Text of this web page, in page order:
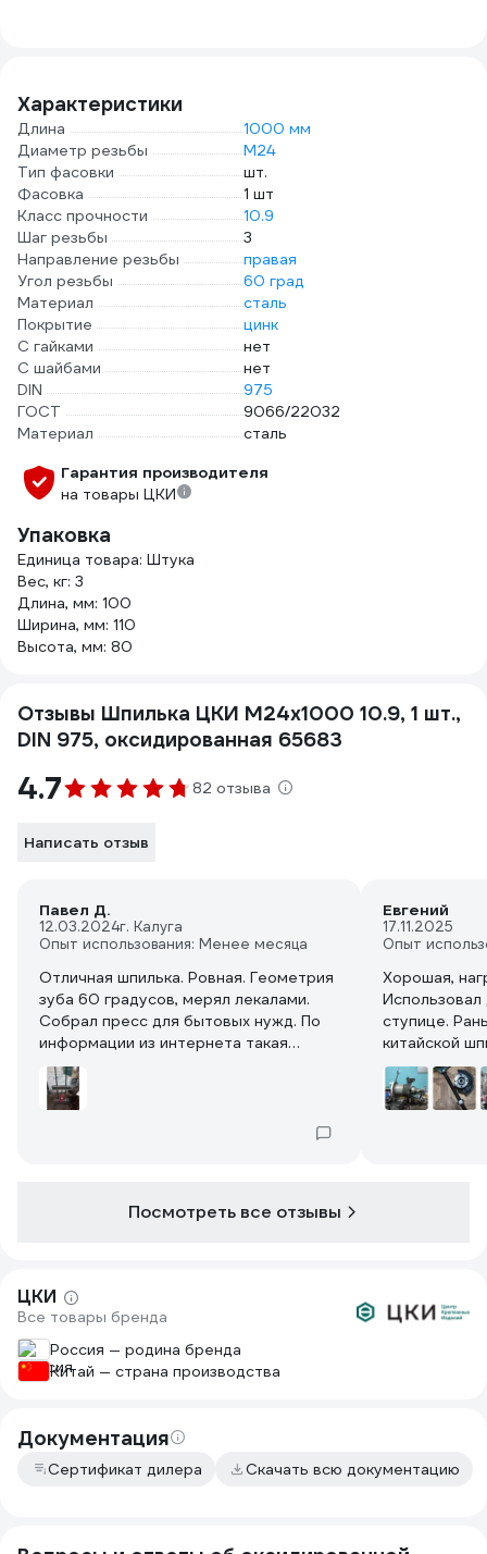
Характеристики
Длина
1000 мм
Диаметр резьбы
М24
Тип фасовки
шт.
Фасовка
1 шт
Класс прочности
10.9
Шаг резьбы
3
Направление резьбы
правая
Угол резьбы
60 град
Материал
сталь
Покрытие
цинк
С гайками
нет
С шайбами
нет
DIN
975
ГОСТ
9066/22032
Материал
сталь
Гарантия производителя
на товары ЦКИ
Упаковка
Единица товара: Штука
Вес, кг: 3
Длина, мм: 100
Ширина, мм: 110
Высота, мм: 80
Отзывы Шпилька ЦКИ М24х1000 10.9, 1 шт.,
DIN 975, оксидированная 65683
4.7 82 отзыва
Написать отзыв
Павел Д.
12.03.2024г. Калуга
Опыт использования: Менее месяца
Отличная шпилька. Ровная. Геометрия
зуба 60 градусов, мерял лекалами.
Собрал пресс для бытовых нужд. По
информации из интернета такая
шпилька одна должна держать 14 тонн
на разрыв. В моей конструкции 2 таких
и домкрат на 12 тонн. Тестировал так,
Евгений
17.11.2025
Опыт
Хорошая,
ступице.
китайской
эту, мне
выполнила,
Посмотреть все отзывы
ЦКИ
Все товары бренда
Россия — родина бренда
Китай — страна производства
Документация
Сертификат дилера Скачать всю документацию